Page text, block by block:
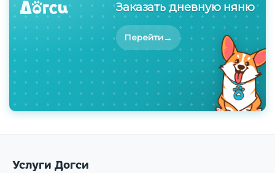
Заказать дневную няню
Перейти→
Услуги Догси